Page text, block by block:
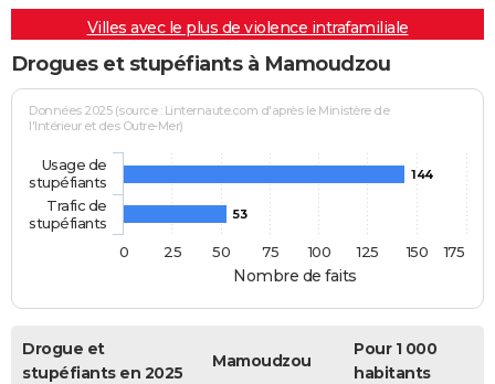
Villes avec le plus de violence intrafamiliale
Drogues et stupéfiants à Mamoudzou
Nombre de faits
Données 2025 (source : Linternaute.com d'après le Ministère de
l'Intérieur et des Outre-Mer)
144
53
Usage de
stupéfiants
Trafic de
stupéfiants
0
25 50 75 100 125 150 175
Drogue et
stupéfiants en 2025
Mamoudzou
Pour 1 000
habitants